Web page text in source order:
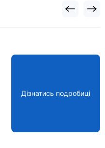
Дізнатись подробиці